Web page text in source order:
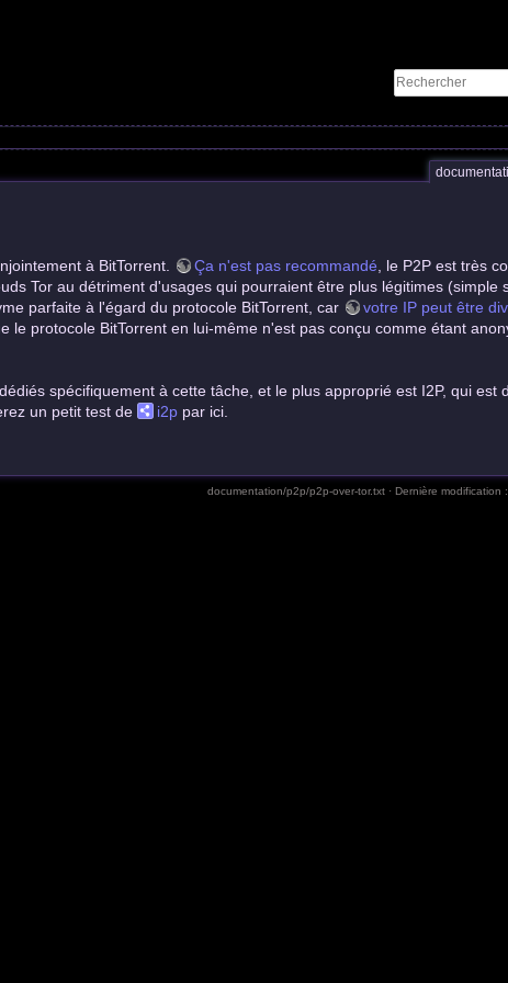
à BitTorrent. Ça n'est pas recommandé , le P2P est très
Tor au détriment d'usages qui pourraient être plus légitimes (simple
parfaite à l'égard du protocole BitTorrent, car
votre IP peut être
le protocole BitTorrent en lui-même n'est pas conçu comme étant
spécifiquement à cette tâche, et le plus approprié est I2P, qui est
un petit test de
i2p par ici.
documentation/p2p/p2p-over-tor.txt · Dernière modification :